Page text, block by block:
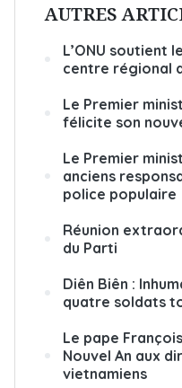
AUTRES
L’ONU soutient
centre régional
Le Premier
félicite son
Le Premier
anciens
police populaire
Réunion
du Parti
Diên Biên :
quatre soldats
Le pape
Nouvel An aux
vietnamiens